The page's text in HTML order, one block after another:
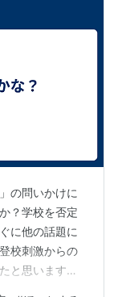
の問いかけに
？学校を否定
に他の話題に
校刺激からの
と思います。